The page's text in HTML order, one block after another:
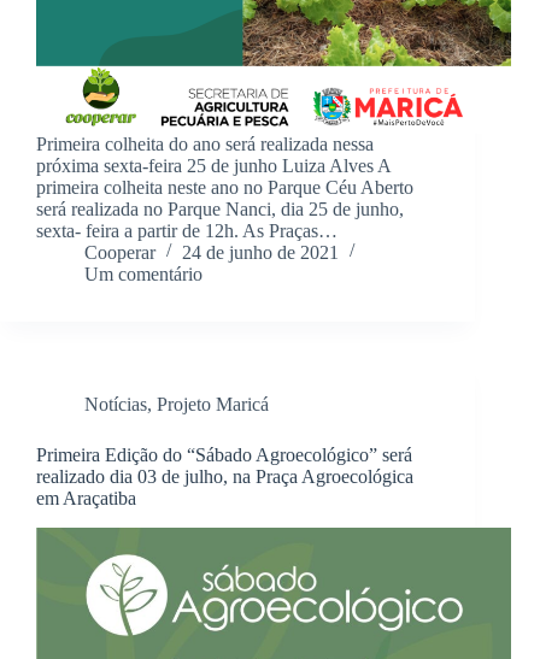
Primeira colheita do ano será realizada nessa
próxima sexta-feira 25 de junho Luiza Alves A
primeira colheita neste ano no Parque Céu Aberto
será realizada no Parque Nanci, dia 25 de junho,
sexta- feira a partir de 12h. As Praças…
Cooperar
24 de junho de 2021
Um comentário
Notícias, Projeto Maricá
Primeira Edição do “Sábado Agroecológico” será
realizado dia 03 de julho, na Praça Agroecológica
em Araçatiba